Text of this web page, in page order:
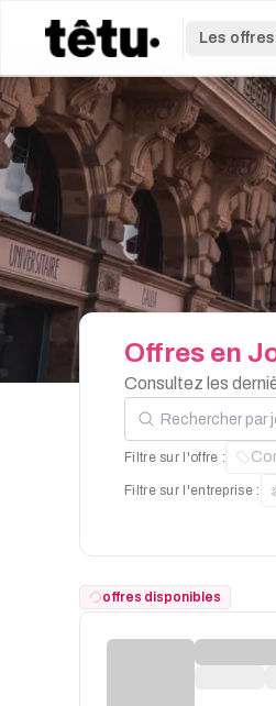
Les
Offres en
Consultez les
Rechercher par job,
Filtre sur l'offre :
Filtre sur l'entreprise :
offres disponibles